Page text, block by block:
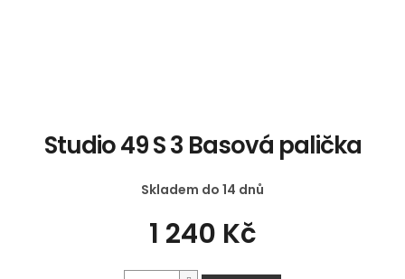
Studio 49 S 3 Basová palička
Skladem do 14 dnů
1 240 Kč